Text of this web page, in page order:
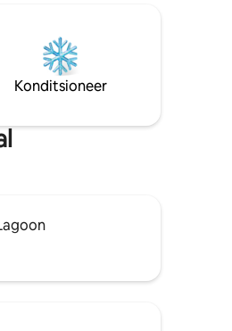
Hawaiian Village!
on kaks Ilikai
Konditsioneer